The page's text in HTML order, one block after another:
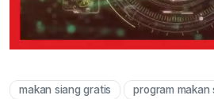
makan siang gratis program makan